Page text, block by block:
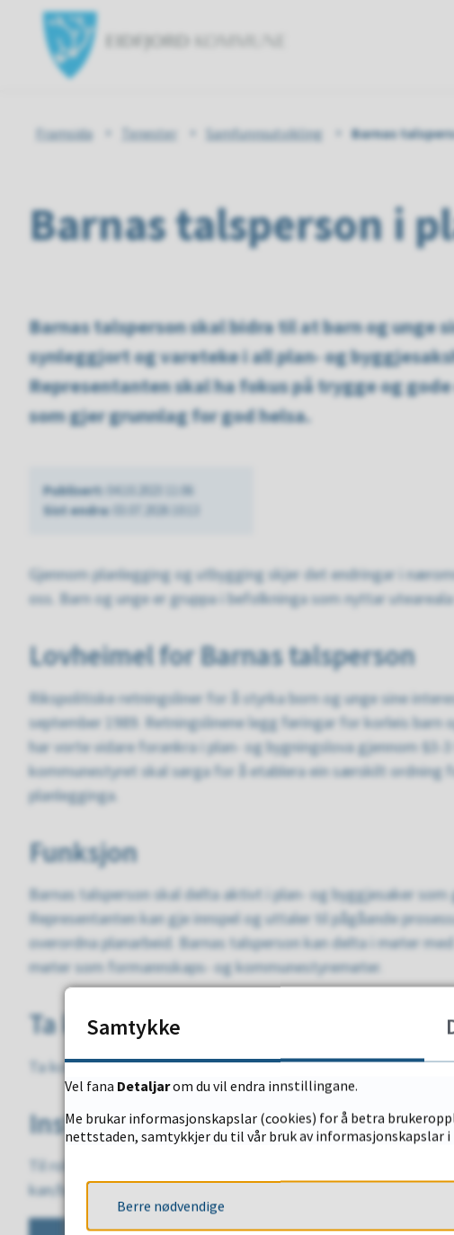
Du
her:
Framsida Tenester Samfunnsutvikling Barnas
Barnas talsperson i
Barnas talsperson skal bidra til at barn og unge
synleggjort og vareteke i all plan- og
Representanten skal ha fokus på trygge og
som gjer grunnlag for god helsa.
Publisert
04.10.2023 11:06
Sist endra
03.07.2026 10:13
Gjennom planlegging og utbygging skjer det endringar i
oss. Barn og unge er gruppa i befolkninga som nyttar
Lovheimel for Barnas talsperson
Rikspolitiske retningsliner for å styrka born og unge sine
september 1989. Retningslinene legg føringar for korleis barn
har vorte vidare forankra i plan- og bygningslova gjennom
kommunestyret skal sørga for å etablera ein særskilt ordning
planlegginga.
Funksjon
Barnas talsperson skal delta aktivt i plan- og byggjesaker
Representanten kan gje innspel og uttaler til pågåande
overordna planarbeid. Barnas talsperson kan delta i møter
møter som formannskaps- og kommunestyremøter.
Ta kontakt
Ta kontakt med barnas talsperson, Liv Kristoffersen.
Instruks
Til rolla er det nedsett ein instruks for arbeidet. Instruksen
kan/bør uttala seg kring.
Samtykke
Vel fana Detaljarom du vil endra innstillingane.
Me brukar informasjonskapslar (cookies) for å betra
nettstaden, samtykkjer du til vår bruk av informasjonskapslar
Berre nødvendige